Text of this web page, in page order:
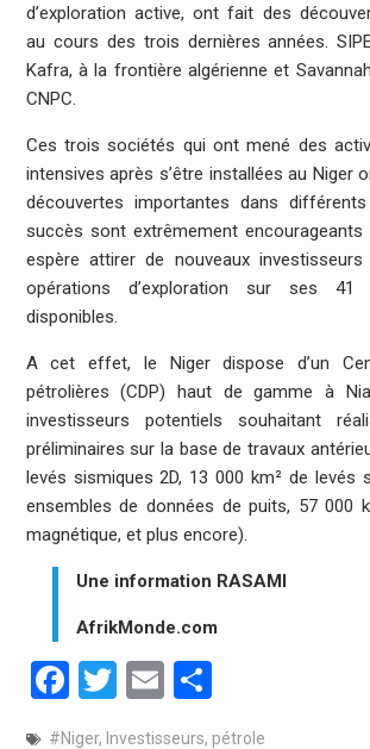
d’exploration active, ont fait des
au cours des trois dernières années.
Kafra, à la frontière algérienne et
CNPC.
Ces trois sociétés qui ont mené des
intensives après s’être installées au Niger
découvertes importantes dans
succès sont extrêmement encourageants
espère attirer de nouveaux
opérations d’exploration sur ses 41
disponibles.
A cet effet, le Niger dispose d’un
pétrolières (CDP) haut de gamme à
investisseurs potentiels souhaitant
préliminaires sur la base de travaux
levés sismiques 2D, 13 000 km² de levés
ensembles de données de puits, 57 000
magnétique, et plus encore).
Une information RASAMI
AfrikMonde.com
Facebook
Twitter
EmailPartager
#Niger, Investisseurs, pétrole